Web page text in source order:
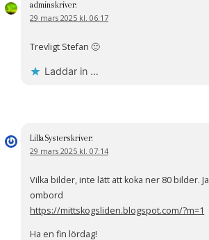
adminskriver:
29 mars 2025 kl. 06:17
Trevligt Stefan 🙂
Laddar in …
LillaSysterskriver:
29 mars 2025 kl. 07:14
Vilka bilder, inte lätt att koka ner 80 bilder.
ombord
https://mittskogsliden.blogspot.com/?m=1
Ha en fin lördag!